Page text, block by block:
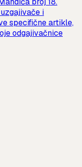
i
specifične artikle,
odgajivačnice